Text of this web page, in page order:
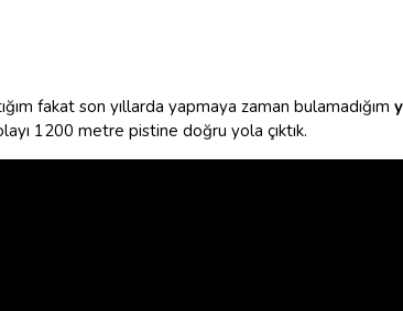
fakat son yıllarda yapmaya zaman bulamadığım
1200 metre pistine doğru yola çıktık.